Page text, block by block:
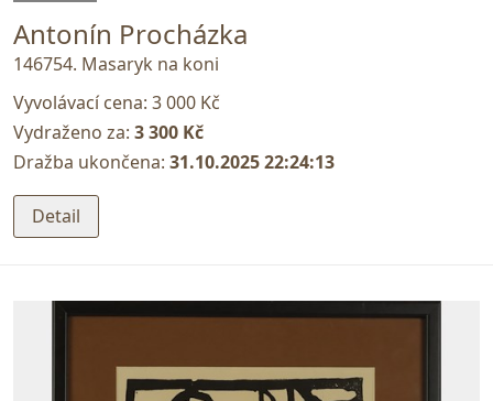
Antonín Procházka
146754. Masaryk na koni
Vyvolávací cena: 3 000 Kč
Vydraženo za: 3 300 Kč
Dražba ukončena: 31.10.2025 22:24:13
Detail